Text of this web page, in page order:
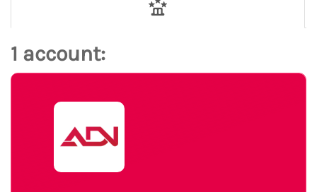
1 account: